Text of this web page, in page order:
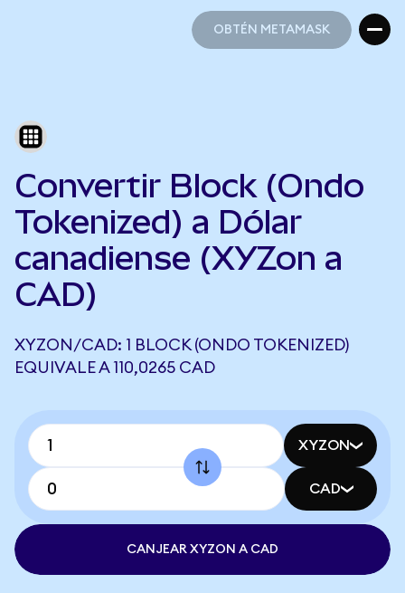
OBTÉN METAMASK
Convertir Block (Ondo
Tokenized) a Dólar
canadiense (XYZon a
CAD)
XYZON/CAD: 1 BLOCK (ONDO TOKENIZED)
EQUIVALE A 110,0265 CAD
XYZON
CAD
CANJEAR XYZON A CAD